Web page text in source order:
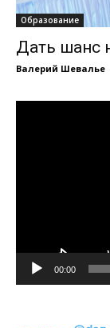
Образование
Дать шанс
Валерий Шевалье
00:00